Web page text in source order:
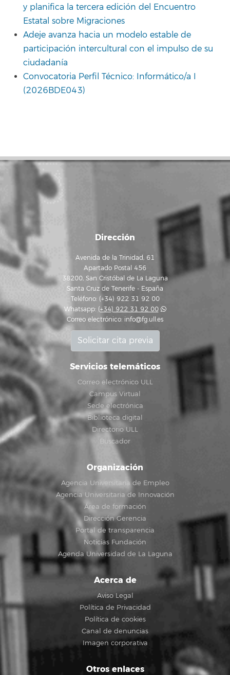
y planifica la tercera edición del Encuentro
Estatal sobre Migraciones
Adeje avanza hacia un modelo estable de
participación intercultural con el impulso de su
ciudadanía
Convocatoria Perfil Técnico: Informático/a I
(2026BDE043)
Dirección
Avenida de la Trinidad, 61
Apartado Postal 456
38200, San Cristóbal de La Laguna
Santa Cruz de Tenerife - España
Teléfono: (+34) 922 31 92 00
Whatsapp: (+34) 922 31 92 00
Correo electrónico: info@fg.ull.es
Solicitar cita previa
Servicios telemáticos
Correo electrónico ULL
Campus Virtual
Sede electrónica
Biblioteca digital
Directorio ULL
Buscador
Organización
Agencia Universitaria de Empleo
Agencia Universitaria de Innovación
Área de formación
Dirección Gerencia
Portal de transparencia
Noticias Fundación
Agenda Universidad de La Laguna
Acerca de
Aviso Legal
Política de Privacidad
Política de cookies
Canal de denuncias
Imagen corporativa
Otros enlaces